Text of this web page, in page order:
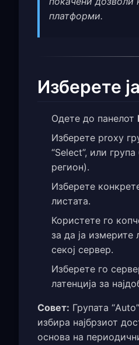
платформи.
Изберете
Одете до панелот
Изберете proxy
“Select”, или
регион).
Изберете
листата.
Користете го
за да ја измерите
секој сервер.
Изберете го
латенција за
Совет: Групата
избира најбрзиот
основа на